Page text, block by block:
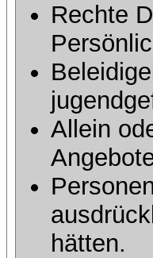
Rechte
Allein
hätten.